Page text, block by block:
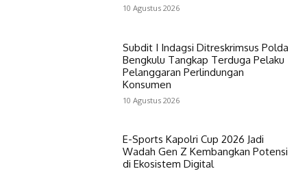
10 Agustus 2026
Subdit I Indagsi Ditreskrimsus Polda
Bengkulu Tangkap Terduga Pelaku
Pelanggaran Perlindungan
Konsumen
10 Agustus 2026
E-Sports Kapolri Cup 2026 Jadi
Wadah Gen Z Kembangkan Potensi
di Ekosistem Digital